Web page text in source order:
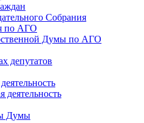
Собрания
по АГО
Думы по АГО
депутатов
деятельность
Думы